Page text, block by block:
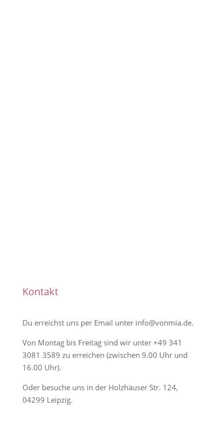
Kontakt
Du erreichst uns per Email unter info@vonmia.de.
Von Montag bis Freitag sind wir unter +49 341
3081 3589 zu erreichen (zwischen 9.00 Uhr und
16.00 Uhr).
Oder besuche uns in der Holzhäuser Str. 124,
04299 Leipzig.